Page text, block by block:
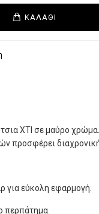
ΚΑΛΆΘΙ
XTI σε μαύρο
προσφέρει
για εύκολη εφαρμογή.
περπάτημα.